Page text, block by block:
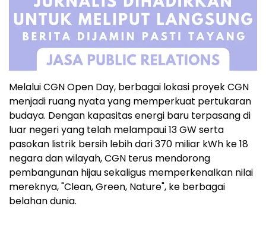
Melalui CGN Open Day, berbagai lokasi proyek CGN
menjadi ruang nyata yang memperkuat pertukaran
budaya. Dengan kapasitas energi baru terpasang di
luar negeri yang telah melampaui 13 GW serta
pasokan listrik bersih lebih dari 370 miliar kWh ke 18
negara dan wilayah, CGN terus mendorong
pembangunan hijau sekaligus memperkenalkan nilai
mereknya, "Clean, Green, Nature", ke berbagai
belahan dunia.